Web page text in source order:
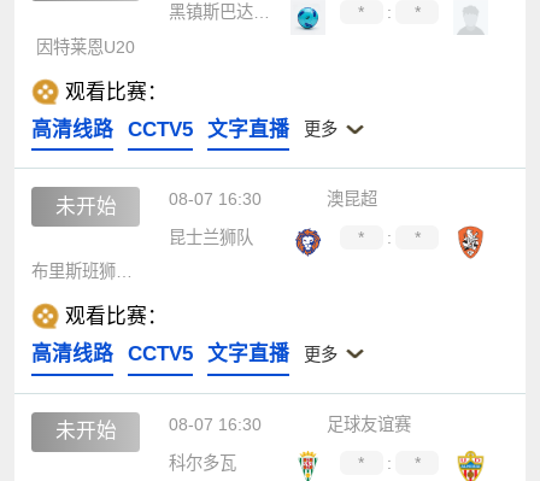
黑镇斯巴达U20
* :
*
因特莱恩U20
观看比赛：
高清线路
CCTV5 文字直播 更多
未开始 08-07 16:30
澳昆超
昆士兰狮队
* :
*
布里斯班狮吼青年队
观看比赛：
高清线路
CCTV5 文字直播 更多
未开始 08-07 16:30
足球友谊赛
科尔多瓦
* :
*